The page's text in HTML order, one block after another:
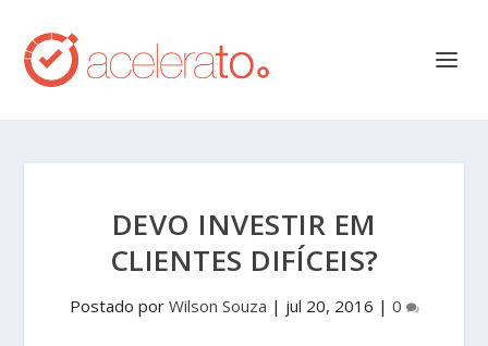
DEVO INVESTIR EM
CLIENTES DIFÍCEIS?
Postado por Wilson Souza | jul 20, 2016 | 0